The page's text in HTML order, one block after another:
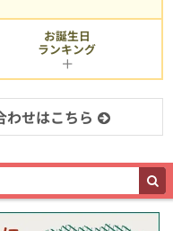
お誕生日
ランキング
わせはこちら